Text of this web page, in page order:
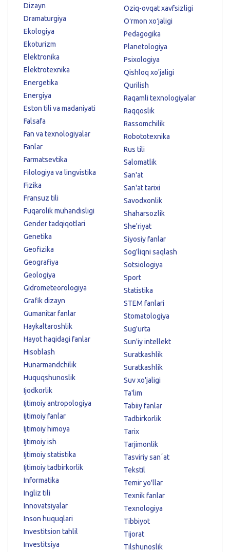
Dizayn
Dramaturgiya
Ekologiya
Ekoturizm
Elektronika
Elektrotexnika
Energetika
Energiya
Eston tili va madaniyati
Falsafa
Fan va texnologiyalar
Fanlar
Farmatsevtika
Filologiya va lingvistika
Fizika
Fransuz tili
Fuqarolik muhandisligi
Gender tadqiqotlari
Genetika
Geofizika
Geografiya
Geologiya
Gidrometeorologiya
Grafik dizayn
Gumanitar fanlar
Haykaltaroshlik
Hayot haqidagi fanlar
Hisoblash
Hunarmandchilik
Huquqshunoslik
Ijodkorlik
Ijtimoiy antropologiya
Ijtimoiy fanlar
Ijtimoiy himoya
Ijtimoiy ish
Ijtimoiy statistika
Ijtimoiy tadbirkorlik
Informatika
Ingliz tili
Innovatsiyalar
Inson huquqlari
Investitsion tahlil
Investitsiya
Oziq-ovqat xavfsizligi
Oʻrmon xoʻjaligi
Pedagogika
Planetologiya
Psixologiya
Qishloq xo'jaligi
Qurilish
Raqamli texnologiyalar
Raqqoslik
Rassomchilik
Robototexnika
Rus tili
Salomatlik
San'at
San'at tarixi
Savodxonlik
Shaharsozlik
She'riyat
Siyosiy fanlar
Sog'liqni saqlash
Sotsiologiya
Sport
Statistika
STEM fanlari
Stomatologiya
Sug'urta
Sun'iy intellekt
Suratkashlik
Suratkashlik
Suv xo'jaligi
Ta'lim
Tabiiy fanlar
Tadbirkorlik
Tarix
Tarjimonlik
Tasviriy sanʼat
Tekstil
Temir yo'llar
Texnik fanlar
Texnologiya
Tibbiyot
Tijorat
Tilshunoslik